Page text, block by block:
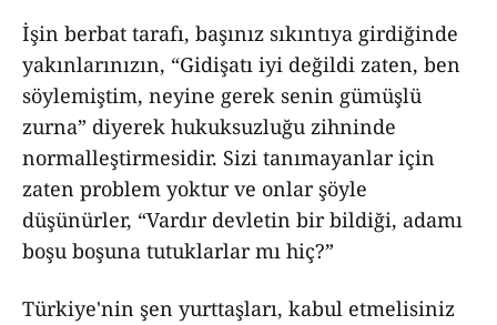
İşin berbat tarafı, başınız sıkıntıya girdiğinde
yakınlarınızın, “Gidişatı iyi değildi zaten, ben
söylemiştim, neyine gerek senin gümüşlü
zurna” diyerek hukuksuzluğu zihninde
normalleştirmesidir. Sizi tanımayanlar için
zaten problem yoktur ve onlar şöyle
düşünürler, “Vardır devletin bir bildiği, adamı
boşu boşuna tutuklarlar mı hiç?”
Türkiye'nin şen yurttaşları, kabul etmelisiniz